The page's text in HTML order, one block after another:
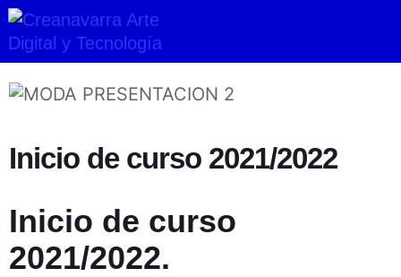
Ir
al
contenido
Inicio de curso 2021/2022
Inicio de curso
2021/2022.